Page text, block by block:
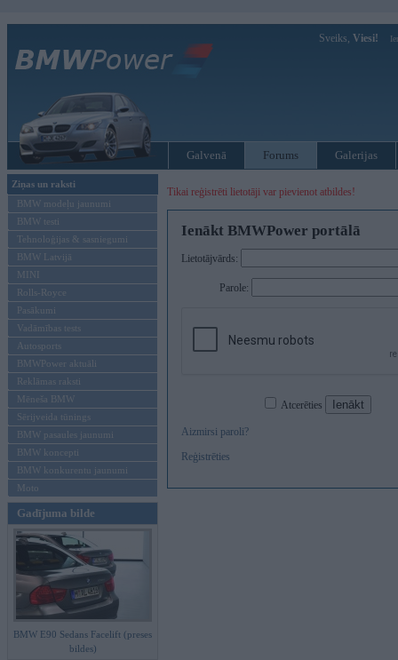
Sveiks, Viesi!
Galvenā Forums Galerijas
Ziņas un raksti
BMW modeļu jaunumi
BMW testi
Tehnoloģijas & sasniegumi
BMW Latvijā
MINI
Rolls-Royce
Pasākumi
Vadāmības tests
Autosports
BMWPower aktuāli
Reklāmas raksti
Mēneša BMW
Sērijveida tūnings
BMW pasaules jaunumi
BMW koncepti
BMW konkurentu jaunumi
Moto
Gadījuma bilde
BMW E90 Sedans Facelift (preses
bildes)
Tikai reģistrēti lietotāji var pievienot atbildes!
Ienākt BMWPower portālā
Lietotājvārds:
Parole:
Atcerēties
Aizmirsi paroli?
Reģistrēties